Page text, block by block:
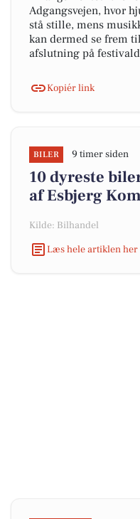
Adgangsvejen, hvor
stå stille, mens
kan dermed se frem
afslutning på
Kopiér link
BILER 9 timer siden
10 dyreste
af Esbjerg
Kilde: Bilhandel
Læs hele artiklen her